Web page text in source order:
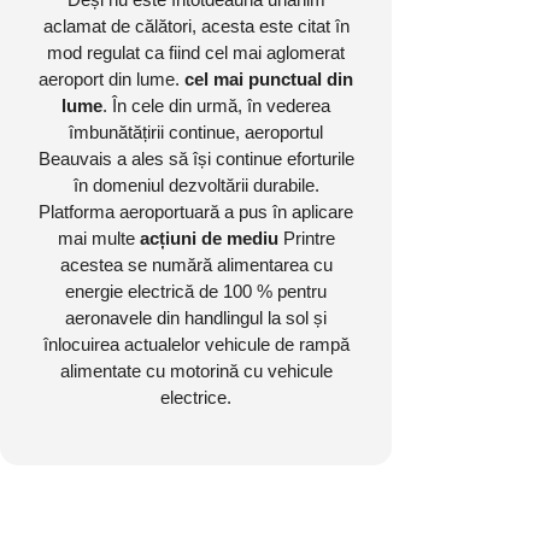
aclamat de călători, acesta este citat în
mod regulat ca fiind cel mai aglomerat
aeroport din lume. cel mai punctual din
lume. În cele din urmă, în vederea
îmbunătățirii continue, aeroportul
Beauvais a ales să își continue eforturile
în domeniul dezvoltării durabile.
Platforma aeroportuară a pus în aplicare
mai multe acțiuni de mediuPrintre
acestea se numără alimentarea cu
energie electrică de 100 % pentru
aeronavele din handlingul la sol și
înlocuirea actualelor vehicule de rampă
alimentate cu motorină cu vehicule
electrice.